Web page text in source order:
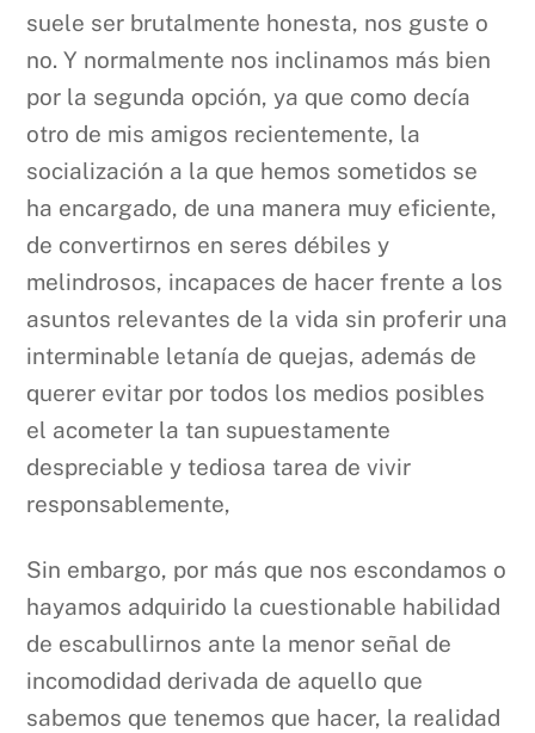
suele ser brutalmente honesta, nos guste o
no. Y normalmente nos inclinamos más bien
por la segunda opción, ya que como decía
otro de mis amigos recientemente, la
socialización a la que hemos sometidos se
ha encargado, de una manera muy eficiente,
de convertirnos en seres débiles y
melindrosos, incapaces de hacer frente a los
asuntos relevantes de la vida sin proferir una
interminable letanía de quejas, además de
querer evitar por todos los medios posibles
el acometer la tan supuestamente
despreciable y tediosa tarea de vivir
responsablemente,
Sin embargo, por más que nos escondamos o
hayamos adquirido la cuestionable habilidad
de escabullirnos ante la menor señal de
incomodidad derivada de aquello que
sabemos que tenemos que hacer, la realidad